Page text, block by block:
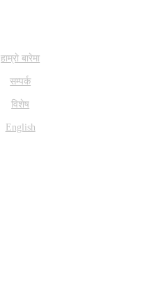
हाम्राे बारेमा
सम्पर्क
विशेष
English